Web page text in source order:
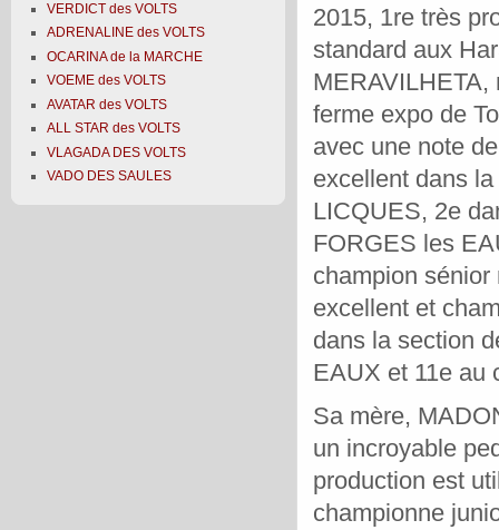
VERDICT des VOLTS
ADRENALINE des VOLTS
OCARINA de la MARCHE
VOEME des VOLTS
AVATAR des VOLTS
ALL STAR des VOLTS
VLAGADA DES VOLTS
VADO DES SAULES
2015, 1re très
standard aux
ferme expo de
avec une note
excellent dans
LICQUES, 2e
FORGES les
champion
excellent et
dans la section
EAUX et 11e au
Sa mère,
un incroyable
production est
championne